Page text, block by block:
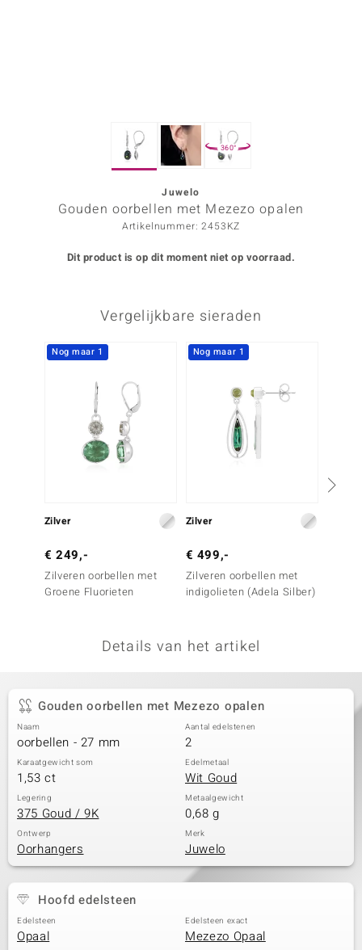
Collection
360°
Juwelo
Gouden oorbellen met Mezezo opalen
Artikelnummer: 2453KZ
Dit product is op dit moment niet op voorraad.
Vergelijkbare sieraden
Nog maar 1
Zilver
€ 249,-
Zilveren oorbellen met
Groene Fluorieten
Nog maar 1
Zilver
€ 499,-
Zilveren oorbellen met
indigolieten (Adela Silber)
Details van het artikel
Gouden oorbellen met Mezezo opalen
Naam
oorbellen - 27 mm
Aantal edelstenen
2
Karaatgewicht som
1,53 ct
Edelmetaal
Wit Goud
Legering
375 Goud / 9K
Metaalgewicht
0,68 g
Ontwerp
Oorhangers
Merk
Juwelo
Hoofd edelsteen
Edelsteen
Opaal
Edelsteen exact
Mezezo Opaal